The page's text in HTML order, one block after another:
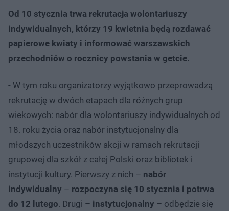
Od 10 stycznia trwa rekrutacja wolontariuszy
indywidualnych, którzy 19 kwietnia będą rozdawać
papierowe kwiaty i informować warszawskich
przechodniów o rocznicy powstania w getcie.
- W tym roku organizatorzy wyjątkowo przeprowadzą
rekrutację w dwóch etapach dla różnych grup
wiekowych: nabór dla wolontariuszy indywidualnych od
18. roku życia oraz nabór instytucjonalny dla
młodszych uczestników akcji w ramach rekrutacji
grupowej dla szkół z całej Polski oraz bibliotek i
instytucji kultury. Pierwszy z nich – nabór
indywidualny – rozpoczyna się 10 stycznia i potrwa
do 12 lutego. Drugi – instytucjonalny – odbędzie się